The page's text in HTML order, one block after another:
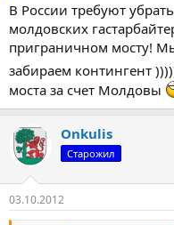
В России требуют
молдовских
приграничном мосту!
забираем контингент
моста за счет Молдовы
Onkulis
Старожил
03.10.2012